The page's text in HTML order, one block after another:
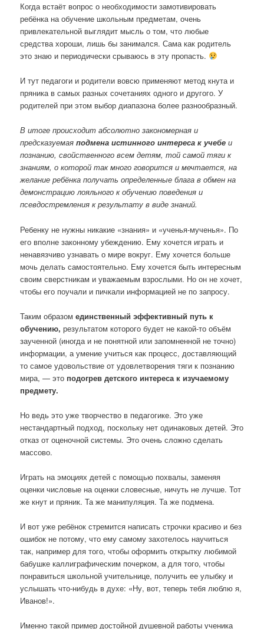
Когда встаёт вопрос о необходимости замотивировать
ребёнка на обучение школьным предметам, очень
привлекательной выглядит мысль о том, что любые
средства хороши, лишь бы занимался. Сама как родитель
это знаю и периодически срываюсь в эту пропасть.
И тут педагоги и родители вовсю применяют метод кнута и
пряника в самых разных сочетаниях одного и другого. У
родителей при этом выбор диапазона более разнообразный.
В итоге происходит абсолютно закономерная и
предсказуемаяподмена истинного интереса к учебеи
познанию, свойственного всем детям, той самой тяги к
знаниям, о которой так много говорится и мечтается, на
желание ребёнка получать определенные блага в обмен на
демонстрацию лояльного к обучению поведения и
псевдостремления к результату в виде знаний.
Ребенку не нужны никакие «знания» и «ученья-мученья». По
его вполне законному убеждению. Ему хочется играть и
ненавязчиво узнавать о мире вокруг. Ему хочется больше
мочь делать самостоятельно. Ему хочется быть интересным
своим сверстникам и уважаемым взрослыми. Но он не хочет,
чтобы его поучали и пичкали информацией не по запросу.
Таким образомединственный эффективный путь к
обучению,результатом которого будет не какой-то объём
заученной (иногда и не понятной или запомненной не точно)
информации, а умение учиться как процесс, доставляющий
то самое удовольствие от удовлетворения тяги к познанию
мира, — это подогрев детского интереса к изучаемому
предмету.
Но ведь это уже творчество в педагогике. Это уже
нестандартный подход, поскольку нет одинаковых детей. Это
отказ от оценочной системы. Это очень сложно сделать
массово.
Играть на эмоциях детей с помощью похвалы, заменяя
оценки числовые на оценки словесные, ничуть не лучше. Тот
же кнут и пряник. Та же манипуляция. Та же подмена.
И вот уже ребёнок стремится написать строчки красиво и без
ошибок не потому, что ему самому захотелось научиться
так, например для того, чтобы оформить открытку любимой
бабушке каллиграфическим почерком, а для того, чтобы
понравиться школьной учительнице, получить ее улыбку и
услышать что-нибудь в духе: «Ну, вот, теперь тебя люблю я,
Иванов!».
Именно такой пример достойной душевной работы ученика